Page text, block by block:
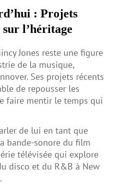
: Projets
l’héritage
Jones reste une figure
de la musique,
Ses projets récents
de repousser les
faire mentir le temps qui
de lui en tant que
bande-sonore du film
télévisée qui explore
disco et du R&B à New